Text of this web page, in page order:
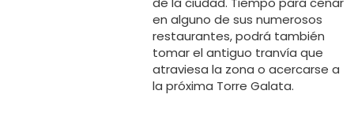
en alguno de sus numerosos
restaurantes, podrá también
tomar el antiguo tranvía que
atraviesa la zona o acercarse a
la próxima Torre Galata.